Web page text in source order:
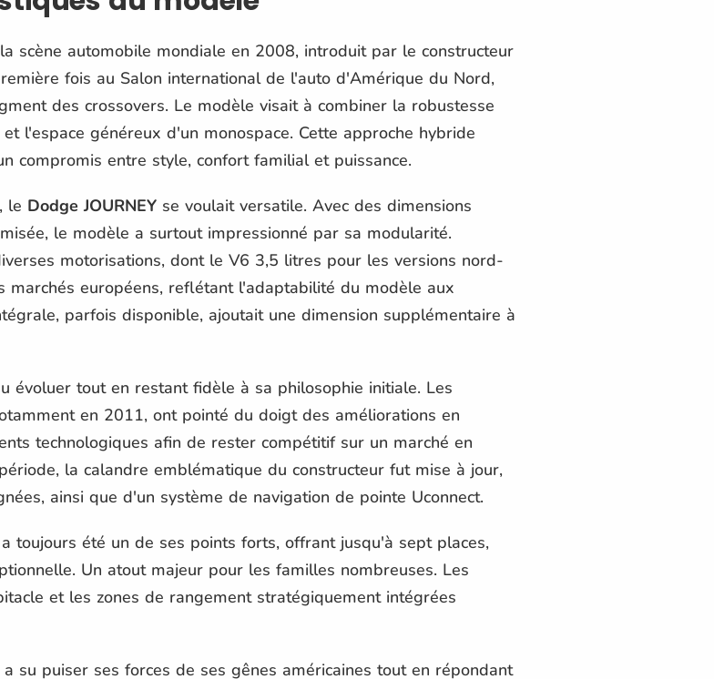
scène automobile mondiale en 2008, introduit par le constructeur
fois au Salon international de l'auto d'Amérique du Nord,
des crossovers. Le modèle visait à combiner la robustesse
l'espace généreux d'un monospace. Cette approche hybride
compromis entre style, confort familial et puissance.
le Dodge JOURNEY se voulait versatile. Avec des dimensions
le modèle a surtout impressionné par sa modularité.
motorisations, dont le V6 3,5 litres pour les versions nord-
européens, reflétant l'adaptabilité du modèle aux
parfois disponible, ajoutait une dimension supplémentaire à
évoluer tout en restant fidèle à sa philosophie initiale. Les
en 2011, ont pointé du doigt des améliorations en
technologiques afin de rester compétitif sur un marché en
la calandre emblématique du constructeur fut mise à jour,
ainsi que d'un système de navigation de pointe Uconnect.
a toujours été un de ses points forts, offrant jusqu'à sept places,
Un atout majeur pour les familles nombreuses. Les
et les zones de rangement stratégiquement intégrées
a su puiser ses forces de ses gênes américaines tout en répondant